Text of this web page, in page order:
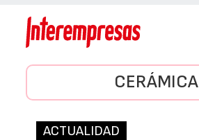
CERÁMICA
ACTUALIDAD